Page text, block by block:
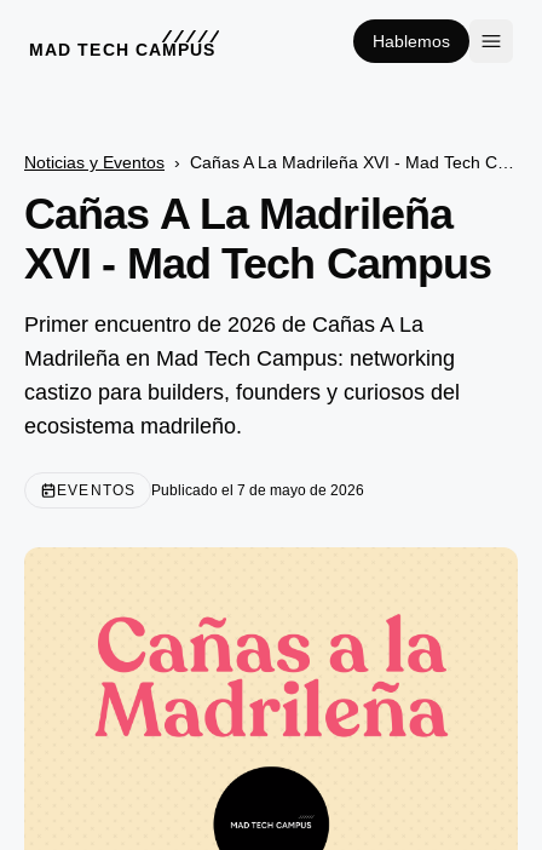
MAD TECH CAMPUS Hablemos
Noticias y Eventos ›
Cañas A La Madrileña
XVI - Mad Tech Campus
Primer encuentro de 2026 de Cañas A La
Madrileña en Mad Tech Campus: networking
castizo para builders, founders y curiosos del
ecosistema madrileño.
EVENTOS Publicado el 7 de mayo de 2026